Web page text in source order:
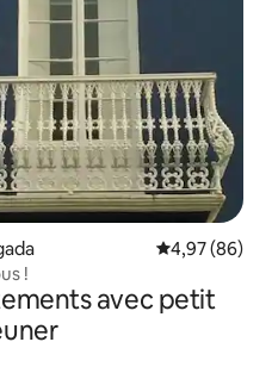
Évaluation
4,97 (86)
!
avec petit